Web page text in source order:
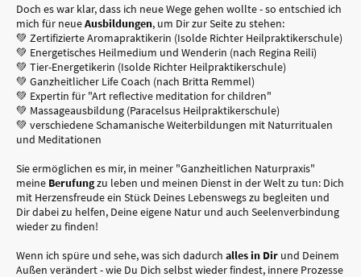
Doch es war klar, dass ich neue Wege gehen wollte - so entschied ich
mich für neueAusbildungen, um Dir zur Seite zu stehen:
💚 Zertifizierte Aromapraktikerin (Isolde Richter Heilpraktikerschule)
💚 Energetisches Heilmedium und Wenderin (nach Regina Reili)
💚 Tier-Energetikerin (Isolde Richter Heilpraktikerschule)
💚 Ganzheitlicher Life Coach (nach Britta Remmel)
💚 Expertin für "Art reflective meditation for children"
💚 Massageausbildung (Paracelsus Heilpraktikerschule)
💚 verschiedene Schamanische Weiterbildungen mit Naturritualen
und Meditationen
Sie ermöglichen es mir, in meiner "Ganzheitlichen Naturpraxis"
meine Berufungzu leben und meinen Dienst in der Welt zu tun: Dich
mit Herzensfreude ein Stück Deines Lebenswegs zu begleiten und
Dir dabei zu helfen, Deine eigene Natur und auch Seelenverbindung
wieder zu finden!
Wenn ich spüre und sehe, was sich dadurch alles in Dir und Deinem
Außen verändert - wie Du Dich selbst wieder findest, innere Prozesse